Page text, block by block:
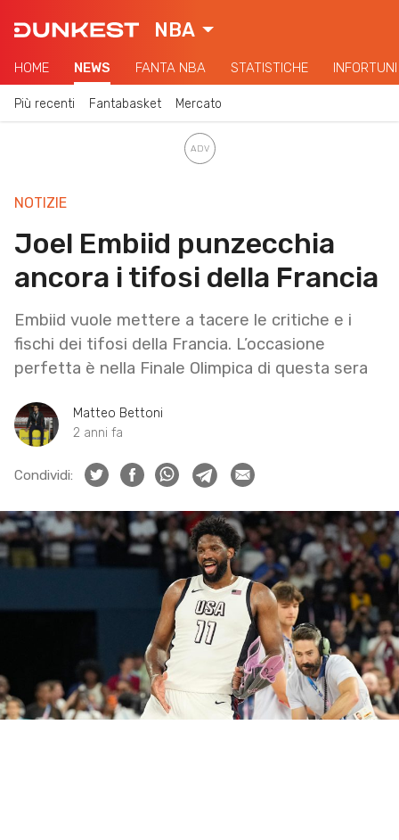
NBA
HOME NEWS FANTA NBA STATISTICHE INFORTUNI
Più recenti Fantabasket Mercato
NOTIZIE
Joel Embiid punzecchia
ancora i tifosi della Francia
Embiid vuole mettere a tacere le critiche e i
fischi dei tifosi della Francia. L’occasione
perfetta è nella Finale Olimpica di questa sera
Matteo Bettoni
2 anni fa
Condividi: